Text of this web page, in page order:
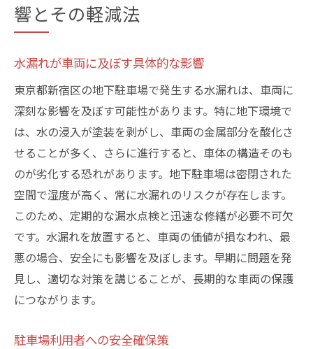
響とその軽減法
水漏れが車両に及ぼす具体的な影響
東京都新宿区の地下駐車場で発生する水漏れは、車両に
深刻な影響を及ぼす可能性があります。特に地下環境で
は、水の浸入が塗装を剥がし、車両の金属部分を酸化さ
せることが多く、さらに進行すると、車体の構造そのも
のが劣化する恐れがあります。地下駐車場は密閉された
空間で湿度が高く、常に水漏れのリスクが存在します。
このため、定期的な漏水点検と迅速な修繕が必要不可欠
です。水漏れを放置すると、車両の価値が損なわれ、最
悪の場合、安全にも影響を及ぼします。早期に問題を発
見し、適切な対策を講じることが、長期的な車両の保護
につながります。
駐車場利用者への安全確保策